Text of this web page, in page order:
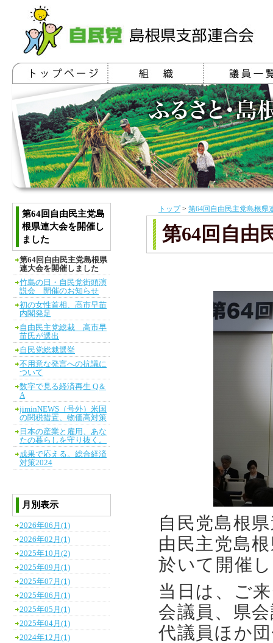
トップ> 第64回自由民主党島根県
第64回自由
自民党島根
由民主党島
於いて開催
当日は、ご
会議員、県
代議員ほか
第64回自由民主党島
根県連大会を開催し
ました
第64回自由民主党島根県
連大会を開催しました
竹島の日・自民党街頭演
説会 開催のお知らせ
初の女性首相、高市早苗
内閣発足
自由民主党総裁 高市早
苗氏が選出
自民党総裁選挙
不用意な発言への抗議に
ついて
数字で見る経済再生 Q＆
A
jiminNEWS（号外）米国
の関税措置、物価高対策
日本の産業と雇用、あな
たの暮らしを守り抜く。
成果で応える。総合経済
対策2024
月別表示
2026年06月(1)
2026年02月(1)
2025年10月(2)
2025年09月(1)
2025年07月(1)
2025年06月(1)
2025年05月(1)
2025年04月(1)
2024年12月(1)